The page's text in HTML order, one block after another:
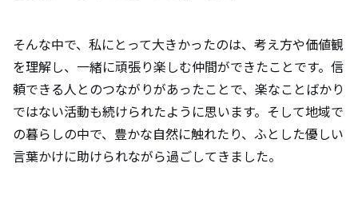
そんな中で、私にとって大きかったのは、考え方や価値観
を理解し、一緒に頑張り楽しむ仲間ができたことです。信
頼できる人とのつながりがあったことで、楽なことばかり
ではない活動も続けられたように思います。そして地域で
の暮らしの中で、豊かな自然に触れたり、ふとした優しい
言葉かけに助けられながら過ごしてきました。